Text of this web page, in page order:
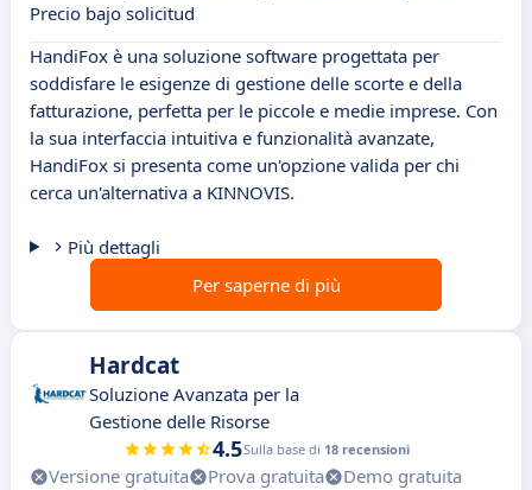
Precio bajo solicitud
HandiFox è una soluzione software progettata per
soddisfare le esigenze di gestione delle scorte e della
fatturazione, perfetta per le piccole e medie imprese. Con
la sua interfaccia intuitiva e funzionalità avanzate,
HandiFox si presenta come un'opzione valida per chi
cerca un'alternativa a KINNOVIS.
Più dettagli
Per saperne di più
Hardcat
Soluzione Avanzata per la
Gestione delle Risorse
4.5Sulla base di 18 recensioni
Versione gratuita Prova gratuita
Demo gratuita